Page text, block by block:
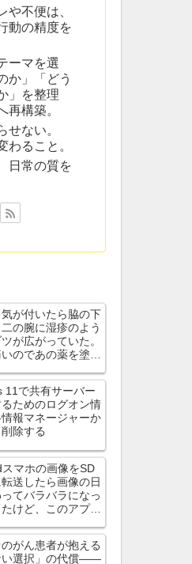
や不便は、
動の精度を
ーマを選
か」「どう
」を整理
再構築。
せない。
わること。
日常の質を
が付いたら脇の下
の腕に湿疹のよう
が広がっていた。
のであの薬を塗っ
11で共有サーバー
ためのログオン情
報マネージャーか
除する
マホの画像をSD
送したら画像の日
てバラバラになっ
けど、このアプリ
がん患者が抱える
い選択」の代償――